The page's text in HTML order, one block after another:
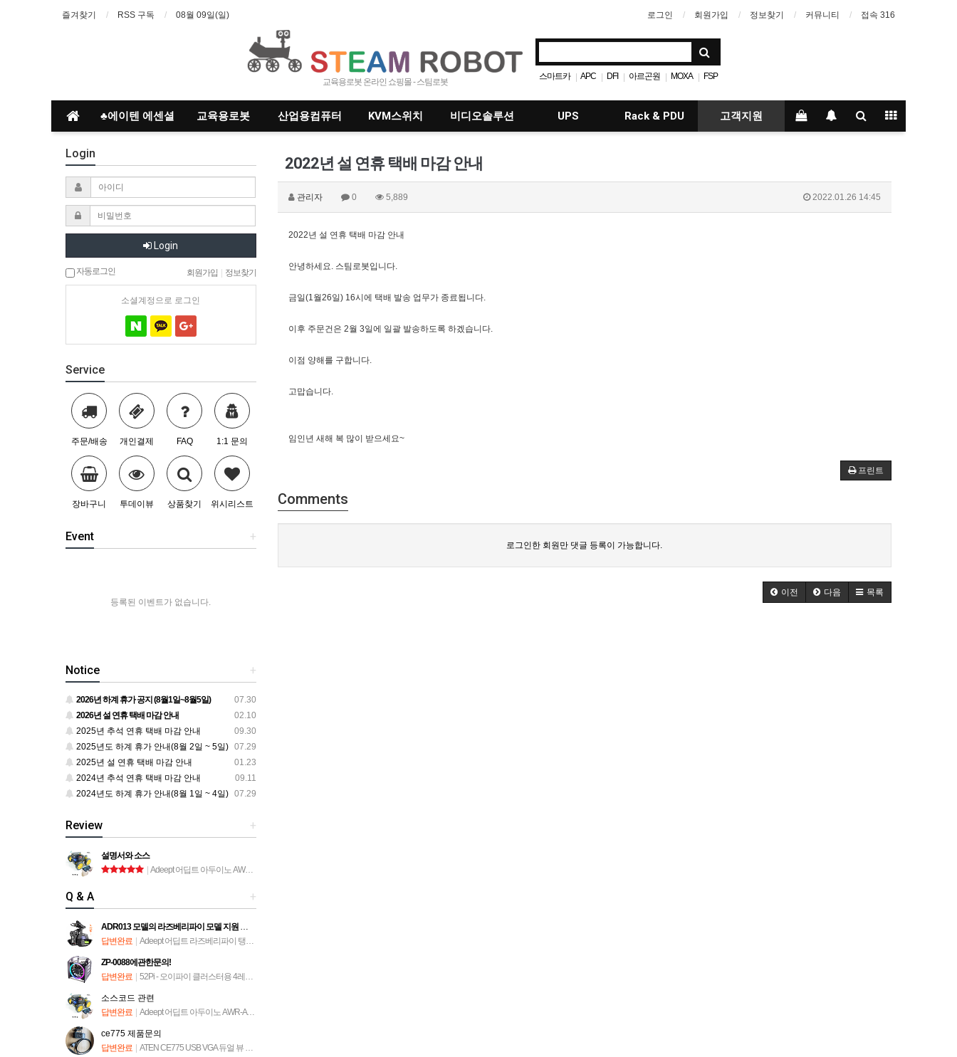
즐겨찾기 RSS 구독 08월 09일(일) 로그인 회원가입 정보찾기 커뮤니티 접속 316
교육용로봇 온라인 쇼핑몰 - 스팀로봇
스마트카 | APC | DFI | 아르곤원 | MOXA | FSP
♣에이텐 에센셜 교육용로봇 산업용컴퓨터 KVM스위치 비디오솔루션 UPS Rack & PDU 고객지원
2022년 설 연휴 택배 마감 안내
관리자 0 5,889 2022.01.26 14:45
2022년 설 연휴 택배 마감 안내
안녕하세요. 스팀로봇입니다.
금일(1월26일) 16시에 택배 발송 업무가 종료됩니다.
이후 주문건은 2월 3일에 일괄 발송하도록 하겠습니다.
이점 양해를 구합니다.
고맙습니다.
임인년 새해 복 많이 받으세요~
프린트
Comments
로그인한 회원만 댓글 등록이 가능합니다.
이전 다음 목록
Login
Login
자동로그인 회원가입 정보찾기
소셜계정으로 로그인
Service
주문/배송 개인결제 FAQ 1:1 문의
장바구니 투데이뷰 상품찾기 위시리스트
+
Event
등록된 이벤트가 없습니다.
+
Notice
07.30
2026년 하계 휴가 공지 (8월1일~8월5일)
02.10
2026년 설 연휴 택배 마감 안내
09.30
2025년 추석 연휴 택배 마감 안내
07.29
2025년도 하계 휴가 안내(8월 2일 ~ 5일)
01.23
2025년 설 연휴 택배 마감 안내
09.11
2024년 추석 연휴 택배 마감 안내
07.29
2024년도 하계 휴가 안내(8월 1일 ~ 4일)
+
Review
설명서와 소스
| Adeept 어딥트 아두이노 AWR-A 로봇 자동차 키트 (ADA034)
+
Q & A
ADR013 모델의 라즈베리파이 모델 지원 문의
답변완료 | Adeept 어딥트 라즈베리파이 탱크 스마트 로봇 자동차 키트 (ADR013)
ZP-0088에관한문의!
답변완료 | 52Pi - 오이파이 클러스터용 4레이어 랙타워 [ZP-0088]
소스코드 관련
답변완료 | Adeept 어딥트 아두이노 AWR-A 로봇 자동차 키트 (ADA034)
ce775 제품문의
답변완료 | ATEN CE775 USB VGA 듀얼 뷰 Cat 5 KVM 연장기